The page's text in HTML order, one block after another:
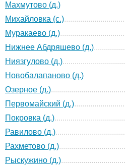
Махмутово (д.)
Михайловка (с.)
Муракаево (д.)
Нижнее Абдряшево (д.)
Ниязгулово (д.)
Новобалапаново (д.)
Озерное (д.)
Первомайский (д.)
Покровка (д.)
Равилово (д.)
Рахметово (д.)
Рыскужино (д.)